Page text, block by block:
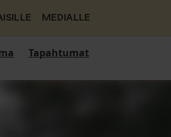
MEDIALLE
Tapahtumat